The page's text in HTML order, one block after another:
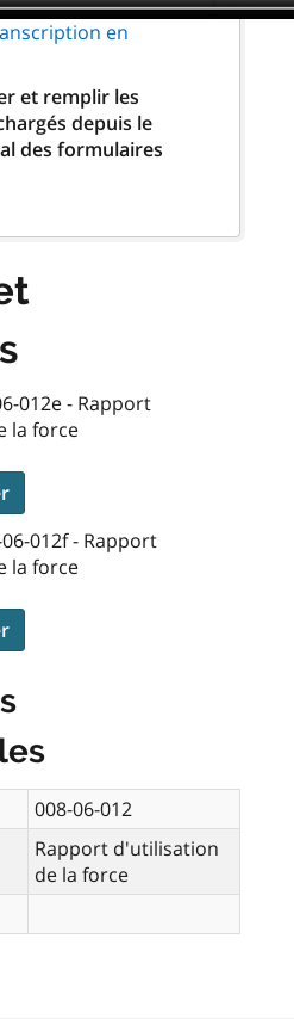
en
et remplir les
depuis le
des formulaires
012e - Rapport
la force
012f - Rapport
la force
008-06-012
Rapport d'utilisation
de la force